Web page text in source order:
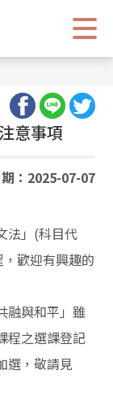
意事項
：2025-07-07
法」(科目代
歡迎有興趣的
融與和平」雖
程之選課登記
選，敬請見